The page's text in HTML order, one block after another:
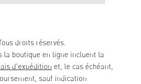
droits réservés.
la boutique en ligne incluent la
d'expédition et, le cas échéant,
sauf indication